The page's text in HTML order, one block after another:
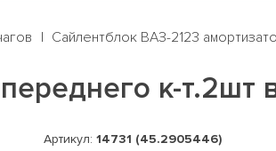
Сайлентблок ВАЗ-2123
к-т.2шт
Артикул: 14731 (45.2905446)